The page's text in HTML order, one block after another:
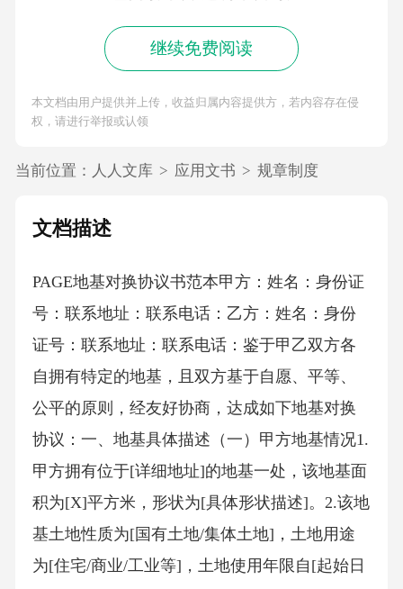
继续免费阅读
本文档由用户提供并上传，收益归属内容提供方，若内容存在侵
权，请进行举报或认领
当前位置： 人人文库 > 应用文书 > 规章制度
文档描述
PAGE地基对换协议书范本 甲方：姓名：身份证
号：联系地址：联系电话：乙方：姓名：身份
证号：联系地址：联系电话：鉴于甲乙双方各
自拥有特定的地基，且双方基于自愿、平等、
公平的原则，经友好协商，达成如下地基对换
协议：一、地基具体描述（一）甲方地基情况1.
甲方拥有位于[详细地址]的地基一处，该地基面
积为[X]平方米，形状为[具体形状描述]。2.该地
基土地性质为[国有土地/集体土地]，土地用途
为[住宅/商业/工业等]，土地使用年限自[起始日